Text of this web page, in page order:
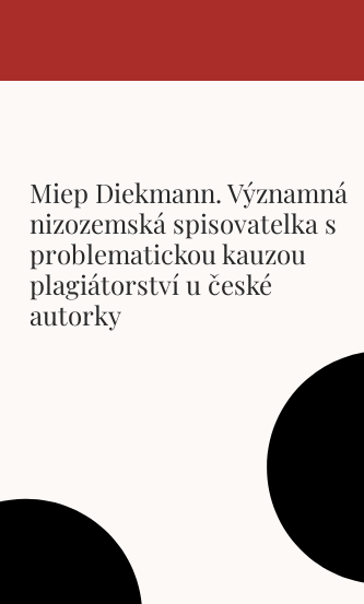
Miep Diekmann. Významná
nizozemská spisovatelka s
problematickou kauzou
plagiátorství u české
autorky